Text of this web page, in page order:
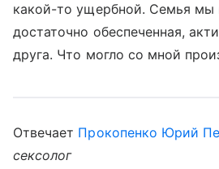
какой-то ущербной. Семья мы
достаточно обеспеченная,
друга. Что могло со мной
Отвечает Прокопенко Юрий
сексолог